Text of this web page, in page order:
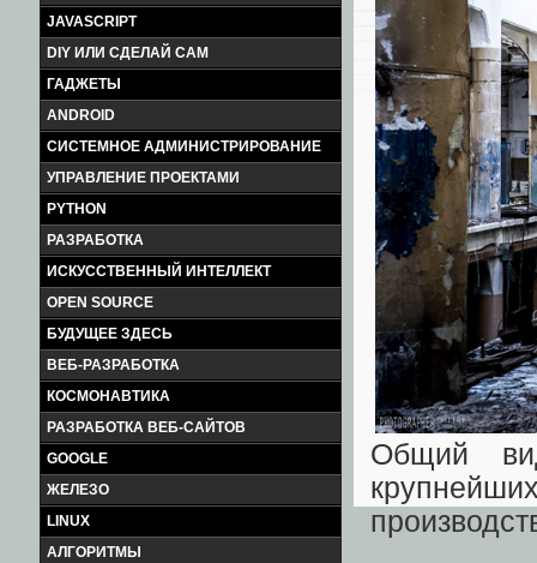
JAVASCRIPT
DIY ИЛИ СДЕЛАЙ САМ
ГАДЖЕТЫ
ANDROID
СИСТЕМНОЕ АДМИНИСТРИРОВАНИЕ
УПРАВЛЕНИЕ ПРОЕКТАМИ
PYTHON
РАЗРАБОТКА
ИСКУССТВЕННЫЙ ИНТЕЛЛЕКТ
OPEN SOURCE
БУДУЩЕЕ ЗДЕСЬ
ВЕБ-РАЗРАБОТКА
КОСМОНАВТИКА
РАЗРАБОТКА ВЕБ-САЙТОВ
GOOGLE
ЖЕЛЕЗО
LINUX
АЛГОРИТМЫ
Общий